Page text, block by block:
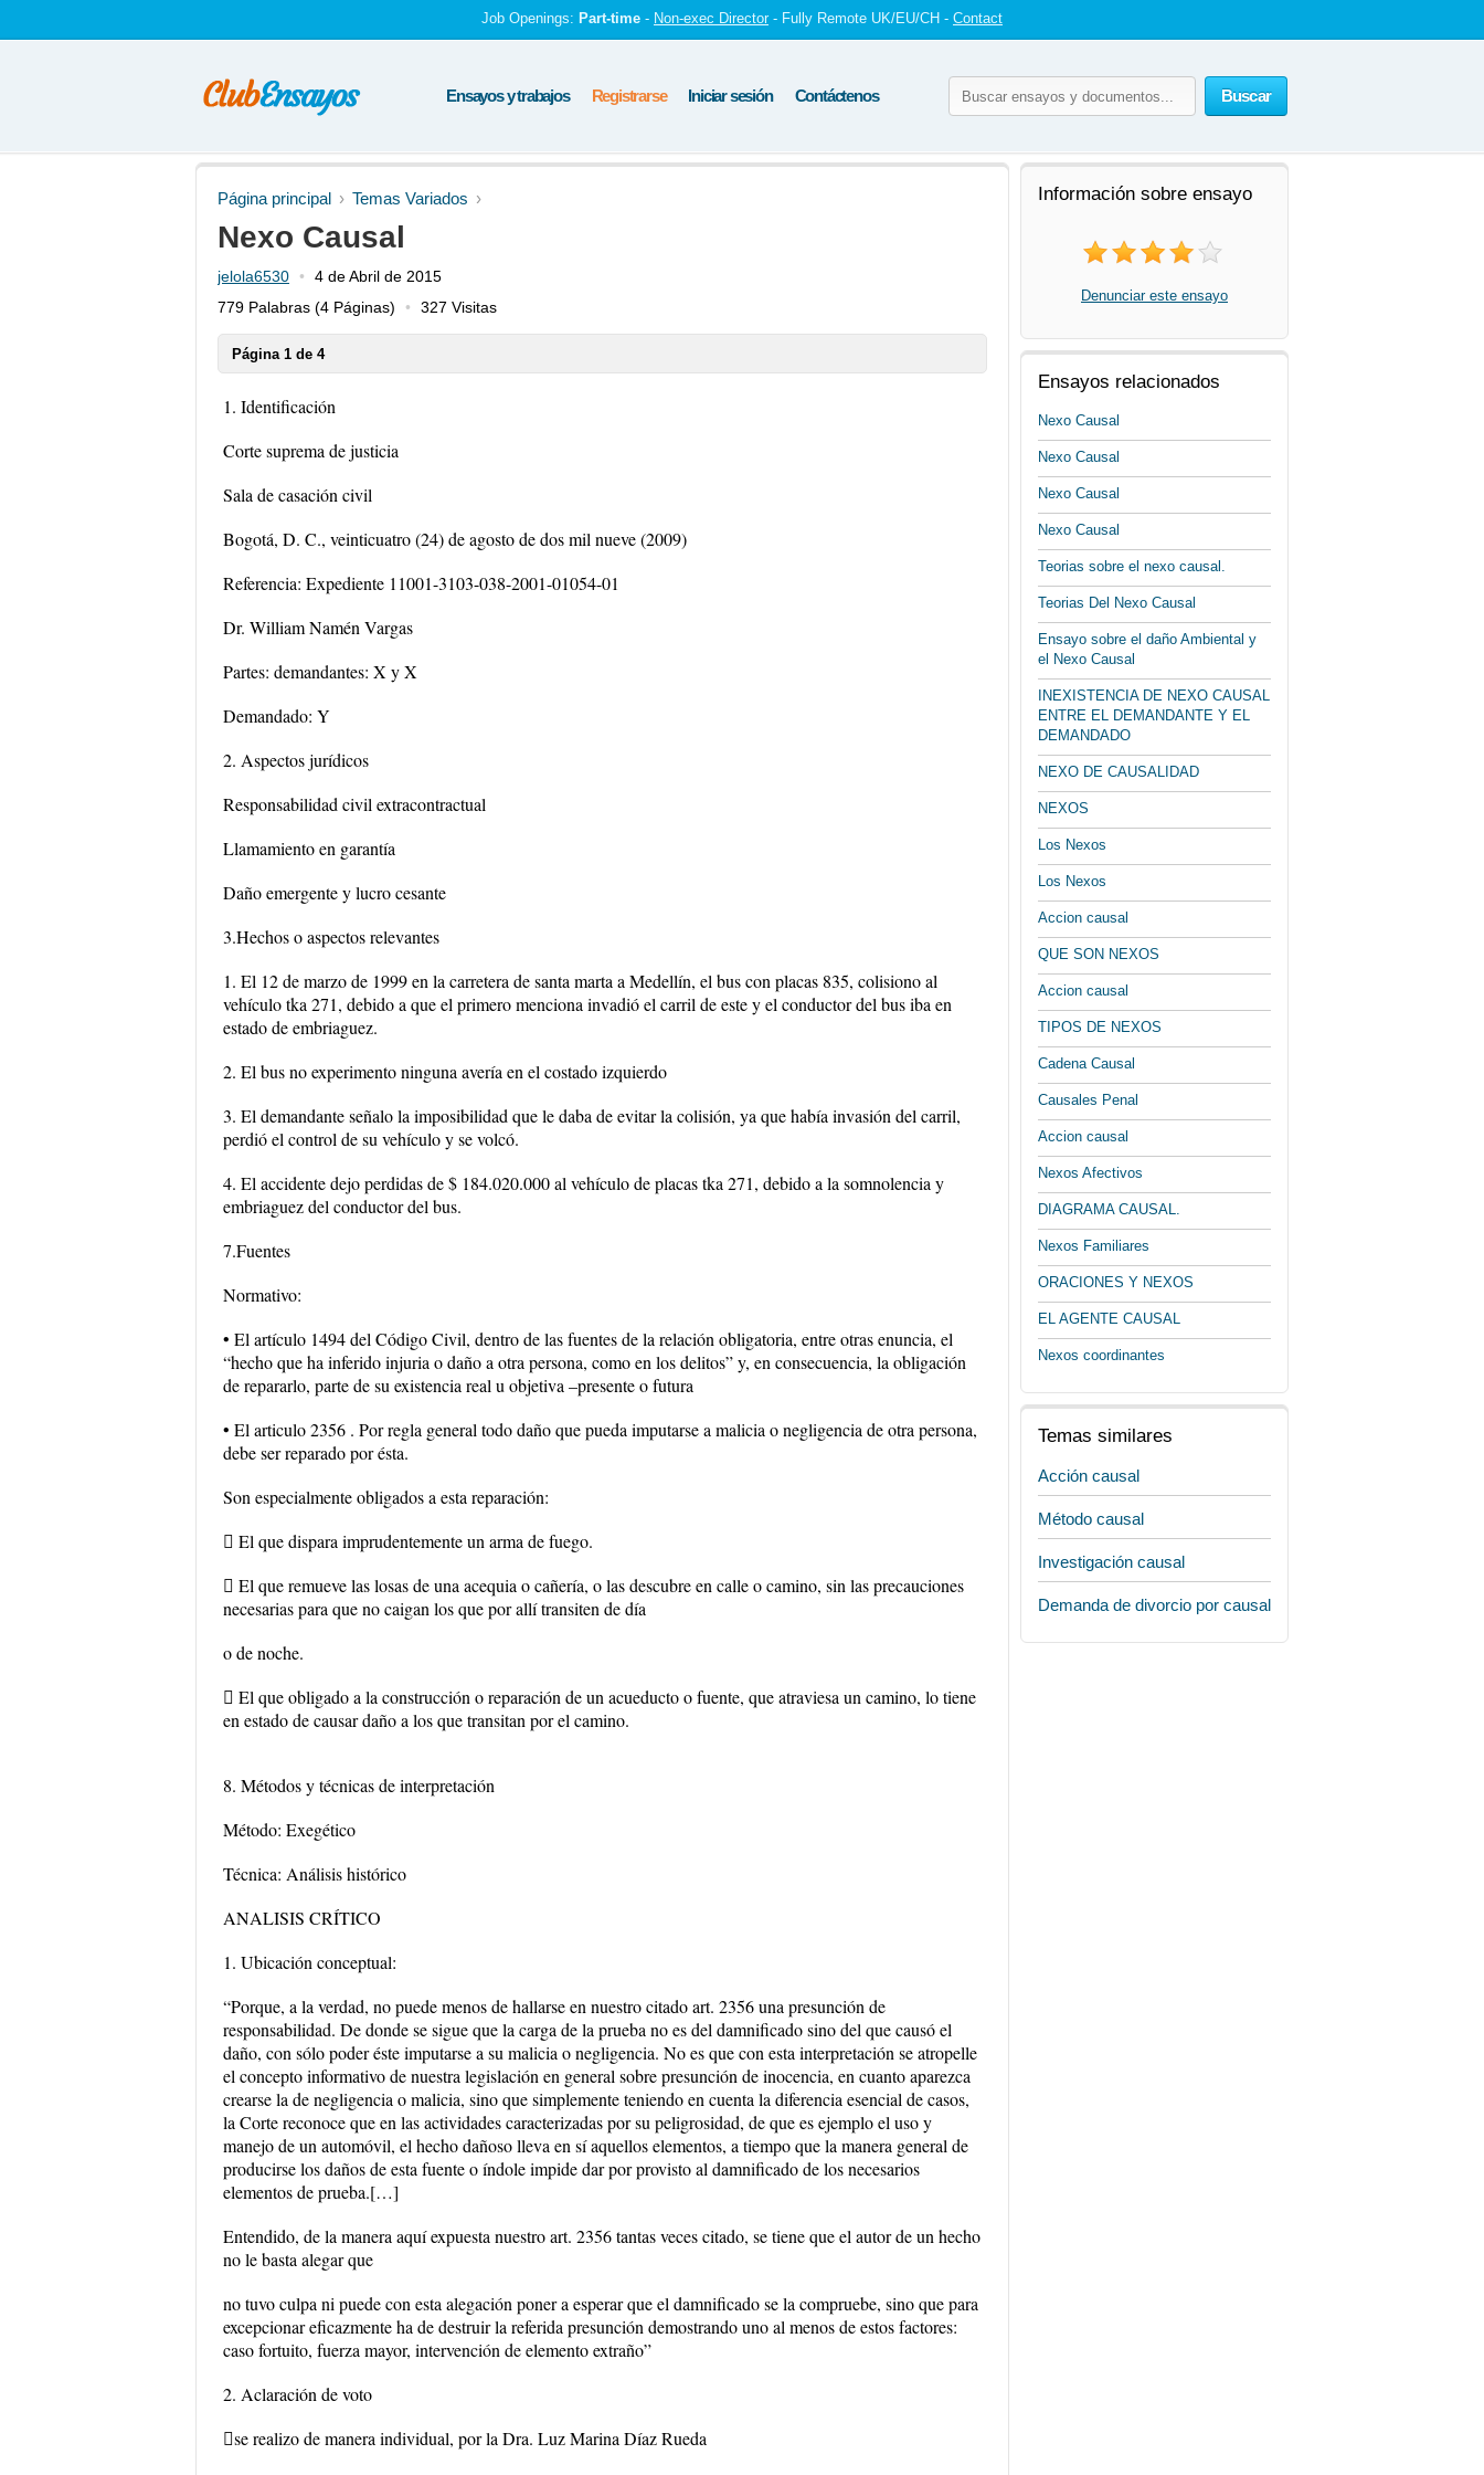
Job Openings: Part-time - Non-exec Director - Fully Remote UK/EU/CH - Contact
Buscar
Ensayos y trabajos Registrarse Iniciar sesión Contáctenos
Página principal Temas Variados
Nexo Causal
jelola6530
4 de Abril de 2015
779 Palabras (4 Páginas) 327 Visitas
Página 1 de 4
1. Identificación
Corte suprema de justicia
Sala de casación civil
Bogotá, D. C., veinticuatro (24) de agosto de dos mil nueve (2009)
Referencia: Expediente 11001-3103-038-2001-01054-01
Dr. William Namén Vargas
Partes: demandantes: X y X
Demandado: Y
2. Aspectos jurídicos
Responsabilidad civil extracontractual
Llamamiento en garantía
Daño emergente y lucro cesante
3.Hechos o aspectos relevantes
1. El 12 de marzo de 1999 en la carretera de santa marta a Medellín, el bus con placas 835, colisiono al
vehículo tka 271, debido a que el primero menciona invadió el carril de este y el conductor del bus iba en
estado de embriaguez.
2. El bus no experimento ninguna avería en el costado izquierdo
3. El demandante señalo la imposibilidad que le daba de evitar la colisión, ya que había invasión del carril,
perdió el control de su vehículo y se volcó.
4. El accidente dejo perdidas de $ 184.020.000 al vehículo de placas tka 271, debido a la somnolencia y
embriaguez del conductor del bus.
7.Fuentes
Normativo:
• El artículo 1494 del Código Civil, dentro de las fuentes de la relación obligatoria, entre otras enuncia, el
“hecho que ha inferido injuria o daño a otra persona, como en los delitos” y, en consecuencia, la obligación
de repararlo, parte de su existencia real u objetiva –presente o futura
• El articulo 2356 . Por regla general todo daño que pueda imputarse a malicia o negligencia de otra persona,
debe ser reparado por ésta.
Son especialmente obligados a esta reparación:
 El que dispara imprudentemente un arma de fuego.
 El que remueve las losas de una acequia o cañería, o las descubre en calle o camino, sin las precauciones
necesarias para que no caigan los que por allí transiten de día
o de noche.
 El que obligado a la construcción o reparación de un acueducto o fuente, que atraviesa un camino, lo tiene
en estado de causar daño a los que transitan por el camino.
8. Métodos y técnicas de interpretación
Método: Exegético
Técnica: Análisis histórico
ANALISIS CRÍTICO
1. Ubicación conceptual:
“Porque, a la verdad, no puede menos de hallarse en nuestro citado art. 2356 una presunción de
responsabilidad. De donde se sigue que la carga de la prueba no es del damnificado sino del que causó el
daño, con sólo poder éste imputarse a su malicia o negligencia. No es que con esta interpretación se atropelle
el concepto informativo de nuestra legislación en general sobre presunción de inocencia, en cuanto aparezca
crearse la de negligencia o malicia, sino que simplemente teniendo en cuenta la diferencia esencial de casos,
la Corte reconoce que en las actividades caracterizadas por su peligrosidad, de que es ejemplo el uso y
manejo de un automóvil, el hecho dañoso lleva en sí aquellos elementos, a tiempo que la manera general de
producirse los daños de esta fuente o índole impide dar por provisto al damnificado de los necesarios
elementos de prueba.[…]
Entendido, de la manera aquí expuesta nuestro art. 2356 tantas veces citado, se tiene que el autor de un hecho
no le basta alegar que
no tuvo culpa ni puede con esta alegación poner a esperar que el damnificado se la compruebe, sino que para
excepcionar eficazmente ha de destruir la referida presunción demostrando uno al menos de estos factores:
caso fortuito, fuerza mayor, intervención de elemento extraño”
2. Aclaración de voto
se realizo de manera individual, por la Dra. Luz Marina Díaz Rueda
Información sobre ensayo
Denunciar este ensayo
Ensayos relacionados
Nexo Causal
Nexo Causal
Nexo Causal
Nexo Causal
Teorias sobre el nexo causal.
Teorias Del Nexo Causal
Ensayo sobre el daño Ambiental y
el Nexo Causal
INEXISTENCIA DE NEXO CAUSAL
ENTRE EL DEMANDANTE Y EL
DEMANDADO
NEXO DE CAUSALIDAD
NEXOS
Los Nexos
Los Nexos
Accion causal
QUE SON NEXOS
Accion causal
TIPOS DE NEXOS
Cadena Causal
Causales Penal
Accion causal
Nexos Afectivos
DIAGRAMA CAUSAL.
Nexos Familiares
ORACIONES Y NEXOS
EL AGENTE CAUSAL
Nexos coordinantes
Temas similares
Acción causal
Método causal
Investigación causal
Demanda de divorcio por causal